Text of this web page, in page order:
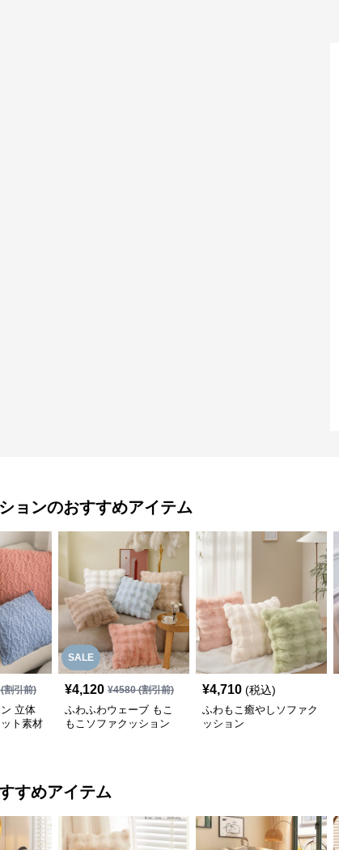
ョンのおすすめアイテム
割引前)
立体
ト素材
SALE
¥4,120 ¥4580(割引前)
ふわふわウェーブ もこ
もこソファクッション
¥4,710 (税込)
ふわもこ癒やしソファク
ッション
すめアイテム